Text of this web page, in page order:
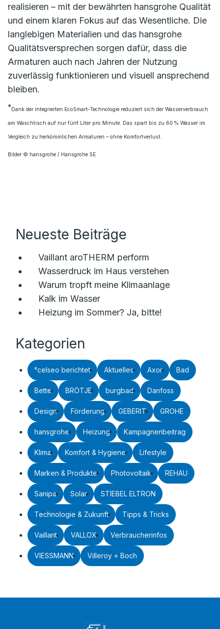
realisieren – mit der bewährten hansgrohe Qualität
und einem klaren Fokus auf das Wesentliche. Die
langlebigen Materialien und das hansgrohe
Qualitätsversprechen sorgen dafür, dass die
Armaturen auch nach Jahren der Nutzung
zuverlässig funktionieren und visuell ansprechend
bleiben.
*Dank der integrierten EcoSmart-Technologie reduziert sich der Wasserverbrauch
am Waschtisch auf nur fünf Liter pro Minute. Das spart bis zu 60 % Wasser im
Vergleich zu herkömmlichen Armaturen – ohne Komfortverlust.
Bilder © hansgrohe / Hansgrohe SE
Neueste Beiträge
Vaillant aroTHERM perform
Wasserdruck im Haus verstehen
Warum tropft meine Klimaanlage
Kalk im Wasser
Heizung im Sommer? Ja, bitte!
Kategorien
°celseo berichtet Aktuelles Axor Bad
Bette BRÖTJE burgbad Danfoss
Design Förderung GEBERIT GROHE
hansgrohe Heizung Kampagnenbeitrag
Klima Komfort & Hygiene Lifestyle
Marken & Produkte Photovoltaik REHAU
Sanipa Solar STIEBEL ELTRON
Technologie & Zukunft Tipps & Tricks
Vaillant VALLOX Verbraucherinfos
VIESSMANN Villeroy + Boch